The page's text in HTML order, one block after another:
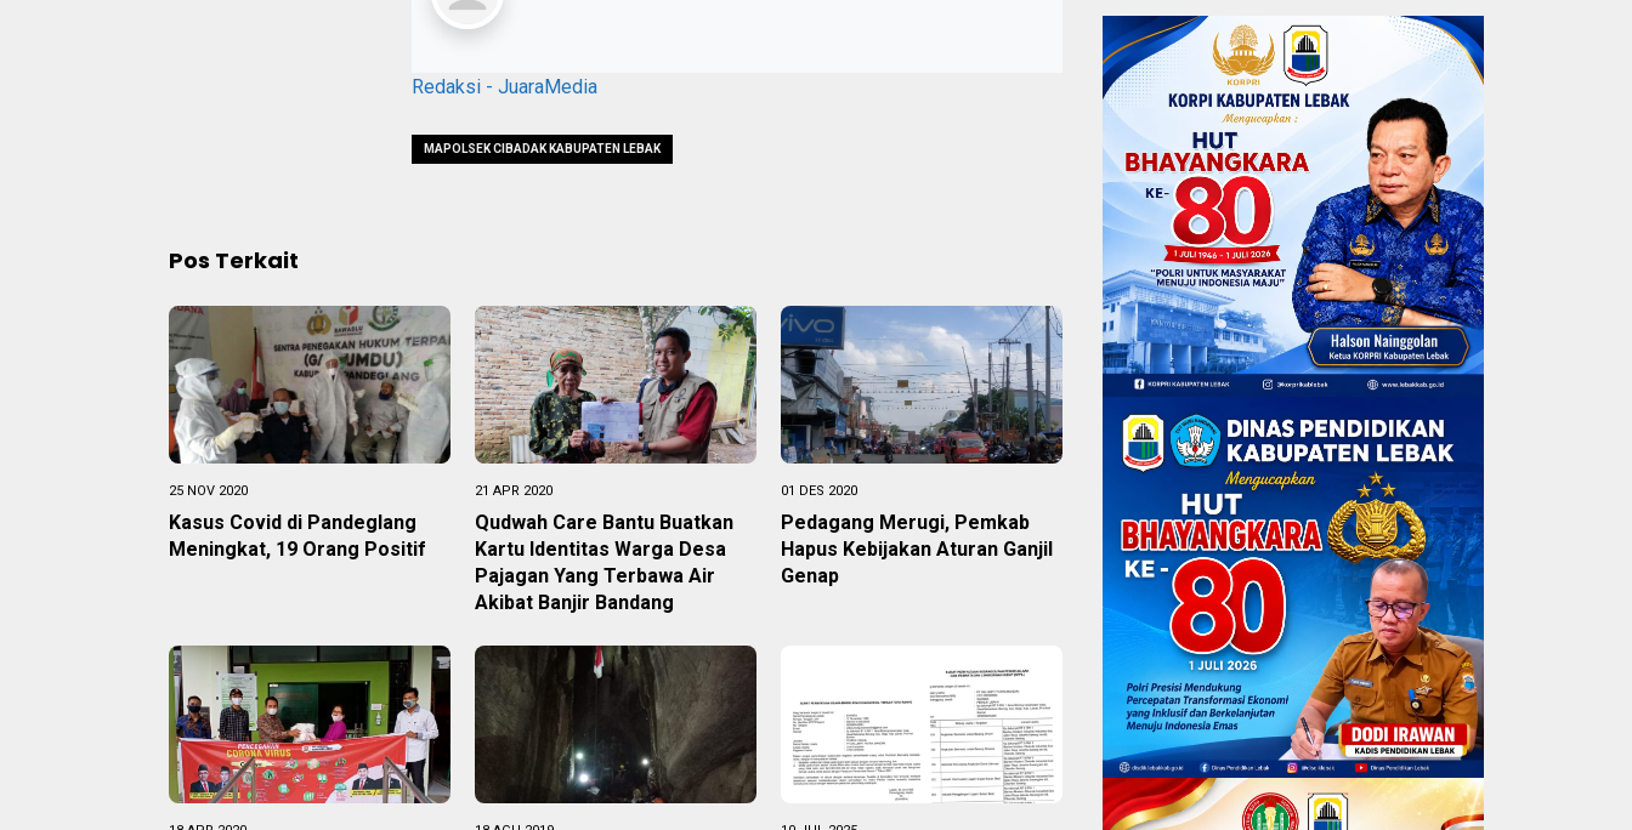
Redaksi - JuaraMedia
MAPOLSEK CIBADAK KABUPATEN LEBAK
Pos Terkait
25 NOV 2020
Kasus Covid di Pandeglang
Meningkat, 19 Orang Positif
21 APR 2020
Qudwah Care Bantu Buatkan
Kartu Identitas Warga Desa
Pajagan Yang Terbawa Air
Akibat Banjir Bandang
01 DES 2020
Pedagang Merugi, Pemkab
Hapus Kebijakan Aturan Ganjil
Genap